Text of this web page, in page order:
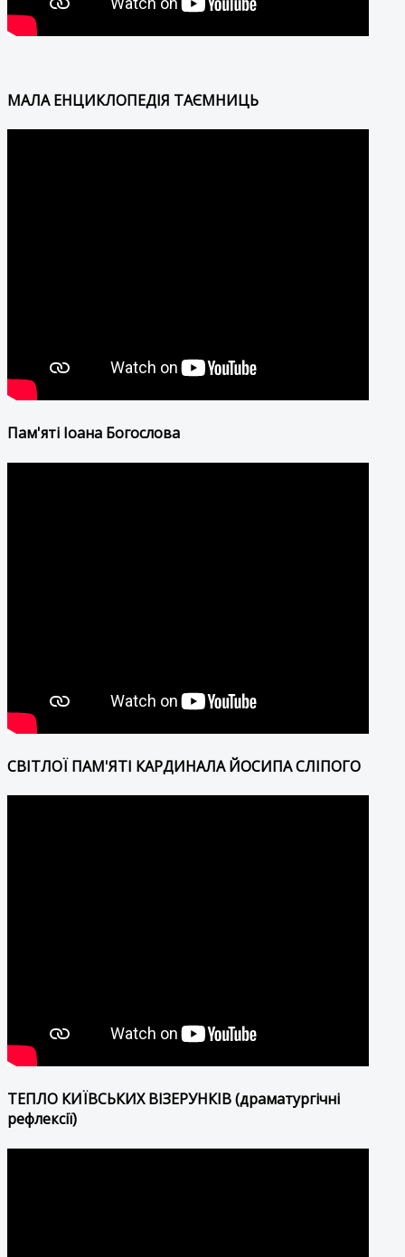
МАЛА ЕНЦИКЛОПЕДІЯ ТАЄМНИЦЬ
Пам'яті Іоана Богослова
СВІТЛОЇ ПАМ'ЯТІ КАРДИНАЛА ЙОСИПА СЛІПОГО
ТЕПЛО КИЇВСЬКИХ ВІЗЕРУНКІВ (драматургічні
рефлексії)